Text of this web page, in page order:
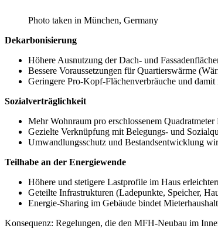
Photo taken in München, Germany
Dekarbonisierung
Höhere Ausnutzung der Dach- und
Bessere Voraussetzungen für Quartierswärme
Geringere Pro-Kopf-Flächenverbräuche und
Sozialverträglichkeit
Mehr Wohnraum pro erschlossenem
Gezielte Verknüpfung mit Belegungs- und
Umwandlungsschutz und Bestandsentwicklung
Teilhabe an der Energiewende
Höhere und stetigere Lastprofile im Haus
Geteilte Infrastrukturen (Ladepunkte, Speicher,
Energie-Sharing im Gebäude bindet
Konsequenz: Regelungen, die den MFH-Neubau im